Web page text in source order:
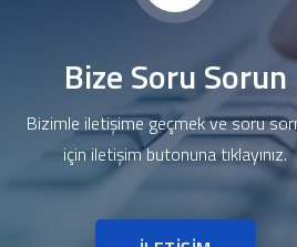
Bize Soru Sorun
Bizimle iletişime geçmek ve soru
için iletişim butonuna tıklayınız.